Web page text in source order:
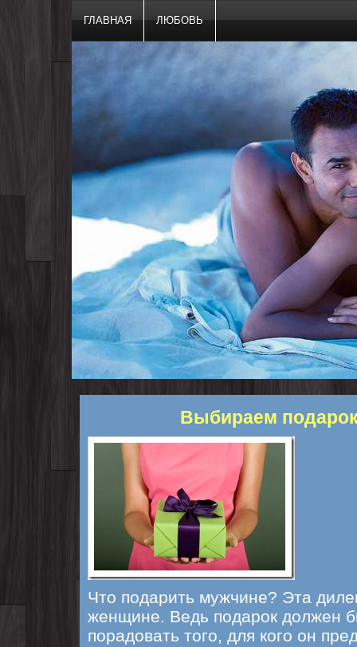
ГЛАВНАЯ ЛЮБОВЬ
Выбираем
Что подарить мужчине? Эта
женщине. Ведь подарок должен
порадовать того, для кого он